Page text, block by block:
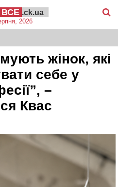
ВСЕ .ck.ua
2026
жінок, які
себе у
–
Квас